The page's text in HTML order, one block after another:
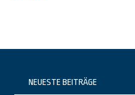
NEUESTE BEITRÄGE